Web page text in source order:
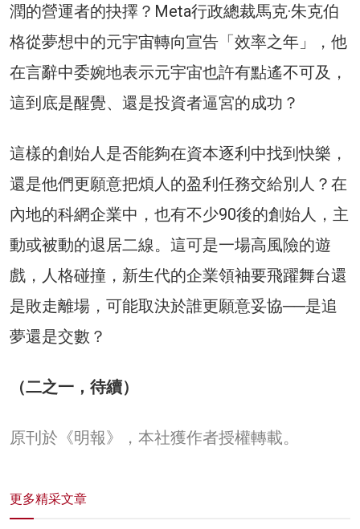
潤的營運者的抉擇？Meta行政總裁馬克·朱克伯
格從夢想中的元宇宙轉向宣告「效率之年」，他
在言辭中委婉地表示元宇宙也許有點遙不可及，
這到底是醒覺、還是投資者逼宮的成功？
這樣的創始人是否能夠在資本逐利中找到快樂，
還是他們更願意把煩人的盈利任務交給別人？在
內地的科網企業中，也有不少90後的創始人，主
動或被動的退居二線。這可是一場高風險的遊
戲，人格碰撞，新生代的企業領袖要飛躍舞台還
是敗走離場，可能取決於誰更願意妥協──是追
夢還是交數？
（二之一，待續）
原刊於《明報》，本社獲作者授權轉載。
更多精采文章